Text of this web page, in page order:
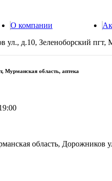
О компании
ул., д.10, Зеленоборский пгт,
Мурманская область, аптека
область, Дорожников